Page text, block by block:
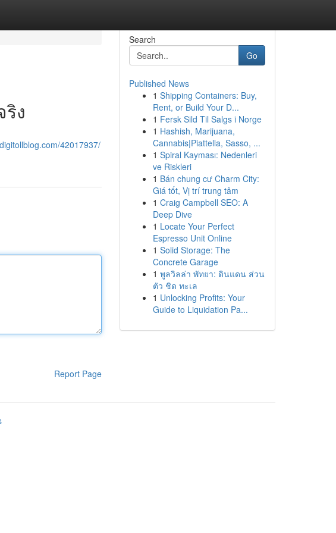
ง
42017937/
Report Page
Search
Go
Published News
1 Shipping Containers: Buy,
Rent, or Build Your D...
1 Fersk Sild Til Salgs i Norge
1 Hashish, Marijuana,
Cannabis|Piattella, Sasso, ...
1 Spiral Kayması: Nedenleri
ve Riskleri
1 Bán chung cư Charm City:
Giá tốt, Vị trí trung tâm
1 Craig Campbell SEO: A
Deep Dive
1 Locate Your Perfect
Espresso Unit Online
1 Solid Storage: The
Concrete Garage
1 พูลวิลล่า พัทยา: ดินแดน ส่วน
ตัว ชิด ทะเล
1 Unlocking Profits: Your
Guide to Liquidation Pa...